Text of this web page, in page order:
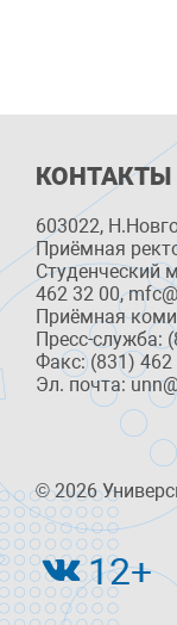
КОНТАКТЫ
603022,
Приёмная
Студенческий
462 32 00,
Приёмная
Пресс-служба:
Факс: (831) 462
Эл. почта:
© 2026
12+